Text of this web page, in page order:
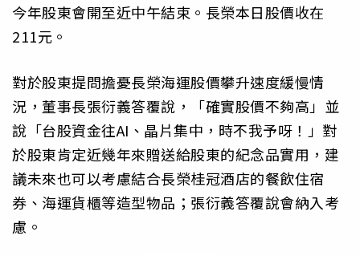
今年股東會開至近中午結束。長榮本日股價收在
211元。
對於股東提問擔憂長榮海運股價攀升速度緩慢情
況，董事長張衍義答覆說，「確實股價不夠高」並
說「台股資金往AI、晶片集中，時不我予呀！」對
於股東肯定近幾年來贈送給股東的紀念品實用，建
議未來也可以考慮結合長榮桂冠酒店的餐飲住宿
券、海運貨櫃等造型物品；張衍義答覆說會納入考
慮。